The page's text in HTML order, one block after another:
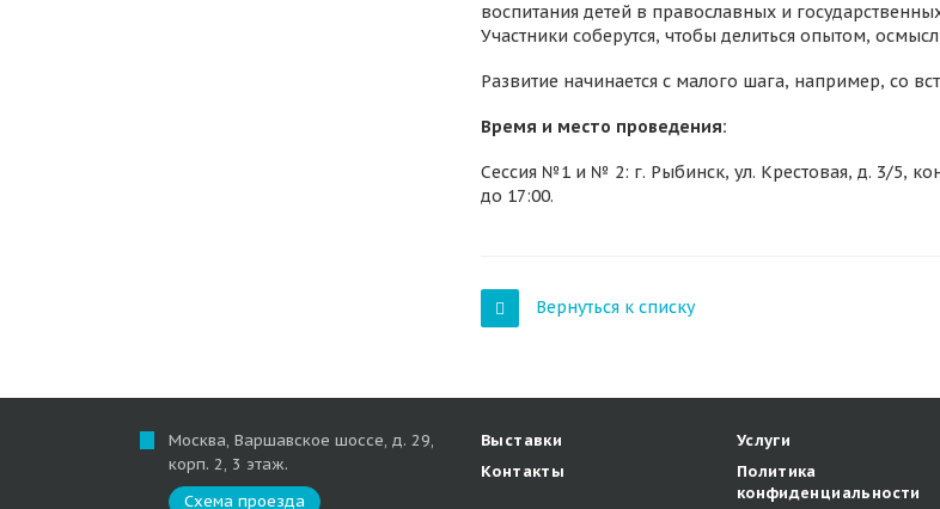
воспитания детей в православных и
Участники соберутся, чтобы делиться опытом,
Развитие начинается с малого шага, например, со
Время и место проведения:
Сессия №1 и № 2: г. Рыбинск, ул. Крестовая, д. 3/5,
до 17:00.
Вернуться к списку
Москва, Варшавское шоссе, д. 29,
корп. 2, 3 этаж.
Схема проезда
Выставки Услуги
Контакты
Политика
конфиденциальности